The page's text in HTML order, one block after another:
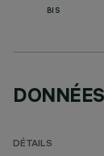
BIS
DÉTAILS